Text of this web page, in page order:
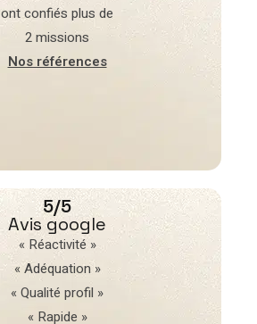
ont confiés plus de
2 missions
Nos références
5/5
Avis google
« Réactivité »
« Adéquation »
« Qualité profil »
« Rapide »